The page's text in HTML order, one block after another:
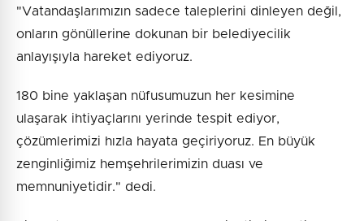
"Vatandaşlarımızın sadece taleplerini dinleyen değil,
onların gönüllerine dokunan bir belediyecilik
anlayışıyla hareket ediyoruz.
180 bine yaklaşan nüfusumuzun her kesimine
ulaşarak ihtiyaçlarını yerinde tespit ediyor,
çözümlerimizi hızla hayata geçiriyoruz. En büyük
zenginliğimiz hemşehrilerimizin duası ve
memnuniyetidir." dedi.